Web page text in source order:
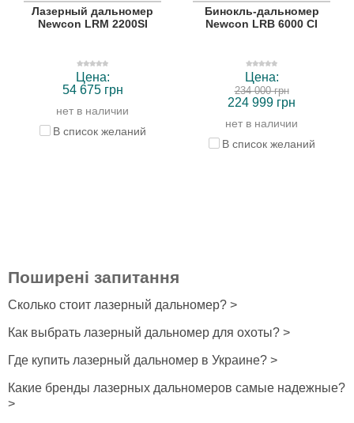
Лазерный дальномер
Newcon LRM 2200SI
Цена:
54 675 грн
нет в наличии
В список желаний
Бинокль-дальномер
Newcon LRB 6000 СI
Цена:
234 000 грн
224 999 грн
нет в наличии
В список желаний
Поширені запитання
Сколько стоит лазерный дальномер? >
Как выбрать лазерный дальномер для охоты? >
Где купить лазерный дальномер в Украине? >
Какие бренды лазерных дальномеров самые надежные?
>